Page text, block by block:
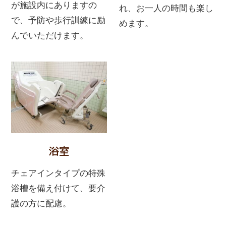
が施設内にありますの
で、予防や歩行訓練に励
んでいただけます。
れ、お一人の時間も楽し
めます。
浴室
チェアインタイプの特殊
浴槽を備え付けて、要介
護の方に配慮。